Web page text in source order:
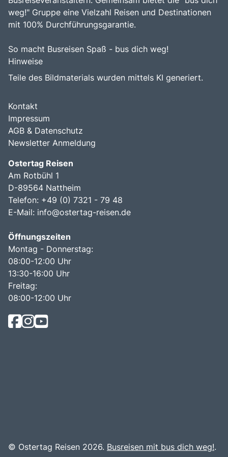
weg!" Gruppe eine Vielzahl Reisen und Destinationen
mit 100% Durchführungsgarantie.
So macht Busreisen Spaß - bus dich weg!
Hinweise
Teile des Bildmaterials wurden mittels KI generiert.
Kontakt
Impressum
AGB & Datenschutz
Newsletter Anmeldung
Ostertag Reisen
Am Rotbühl 1
D-89564 Nattheim
Telefon: +49 (0) 7321 - 79 48
E-Mail: info@ostertag-reisen.de
Öffnungszeiten
Montag - Donnerstag:
08:00-12:00 Uhr
13:30-16:00 Uhr
Freitag:
08:00-12:00 Uhr
© Ostertag Reisen 2026. Busreisen mit bus dich weg!.